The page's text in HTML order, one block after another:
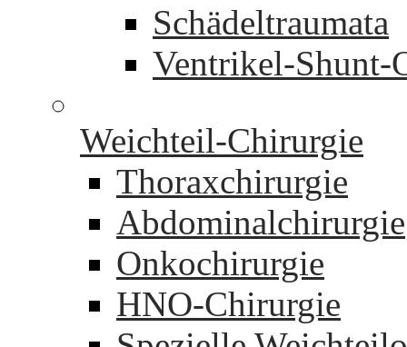
Schädeltraumata
Ventrikel-Shunt-
Weichteil-Chirurgie
Thoraxchirurgie
Abdominalchirurgie
Onkochirurgie
HNO-Chirurgie